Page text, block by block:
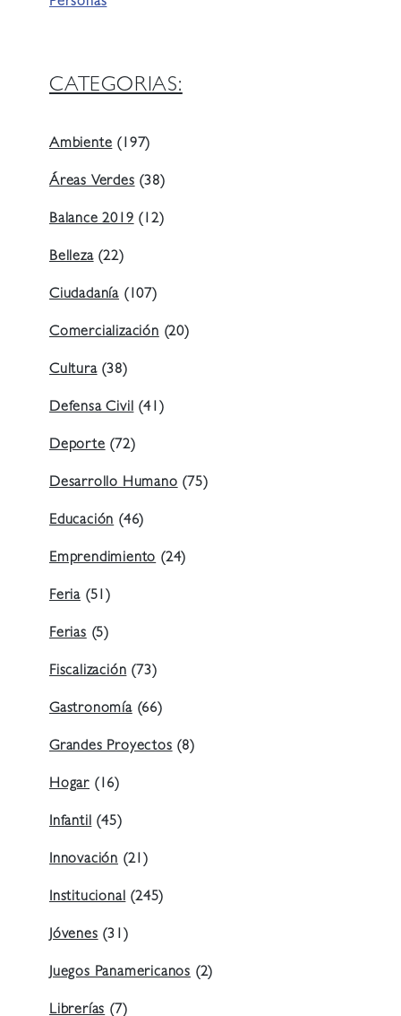
CATEGORIAS:
Ambiente (197)
Áreas Verdes (38)
Balance 2019 (12)
Belleza(22)
Ciudadanía (107)
Comercialización (20)
Cultura(38)
Defensa Civil (41)
Deporte (72)
Desarrollo Humano (75)
Educación (46)
Emprendimiento (24)
Feria (51)
Ferias (5)
Fiscalización (73)
Gastronomía(66)
Grandes Proyectos (8)
Hogar (16)
Infantil (45)
Innovación (21)
Institucional (245)
Jóvenes (31)
Juegos Panamericanos (2)
Librerías (7)